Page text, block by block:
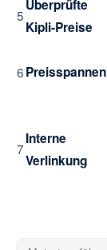
5
Überprüfte
Kipli-Preise
6Preisspannen
7
Interne
Verlinkung